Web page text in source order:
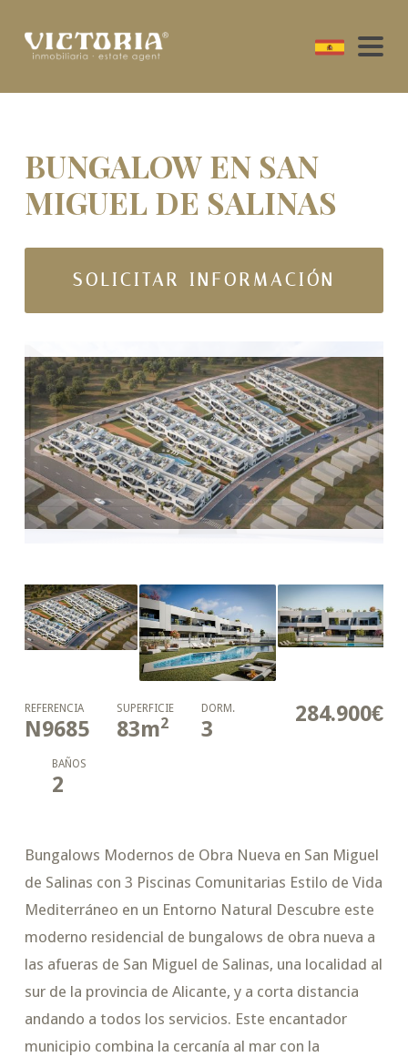
BUNGALOW EN SAN
MIGUEL DE SALINAS
SOLICITAR INFORMACIÓN
284.900€
REFERENCIA
N9685
SUPERFICIE
83m2
DORM.
3
BAÑOS
2
Bungalows Modernos de Obra Nueva en San Miguel
de Salinas con 3 Piscinas Comunitarias Estilo de Vida
Mediterráneo en un Entorno Natural Descubre este
moderno residencial de bungalows de obra nueva a
las afueras de San Miguel de Salinas, una localidad al
sur de la provincia de Alicante, y a corta distancia
andando a todos los servicios. Este encantador
municipio combina la cercanía al mar con la